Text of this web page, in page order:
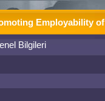
Employability
Bilgileri